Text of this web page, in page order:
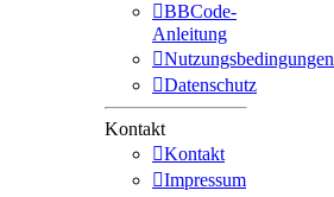
BBCode-
Anleitung
Nutzungsbedingungen
Datenschutz
Kontakt
Kontakt
Impressum